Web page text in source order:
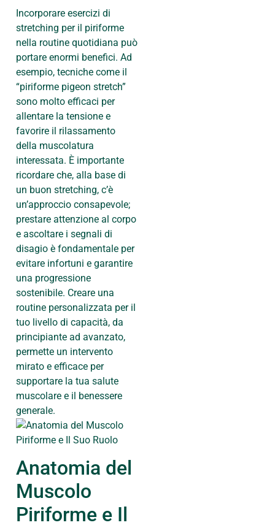
Incorporare esercizi di
stretching per il piriforme
nella routine quotidiana può
portare enormi benefici. Ad
esempio, tecniche come il
“piriforme pigeon stretch”
sono molto efficaci per
allentare la tensione e
favorire il rilassamento
della muscolatura
interessata. È importante
ricordare che, alla base di
un buon stretching, c’è
un’approccio consapevole;
prestare attenzione al corpo
e ascoltare i segnali di
disagio è fondamentale per
evitare infortuni e garantire
una progressione
sostenibile. Creare una
routine personalizzata per il
tuo livello di capacità, da
principiante ad avanzato,
permette un intervento
mirato e efficace per
supportare la tua salute
muscolare e il benessere
generale.
Anatomia del
Muscolo
Piriforme e Il